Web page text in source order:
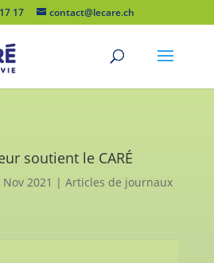
17 contact@lecare.ch
soutient le CARÉ
Nov 2021 | Articles de journaux